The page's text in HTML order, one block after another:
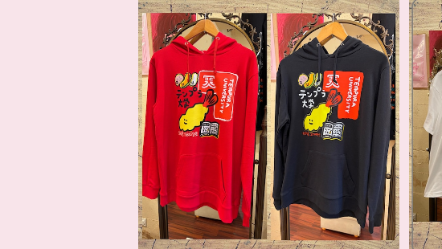
天ぷら大学パーカー
¥9,900